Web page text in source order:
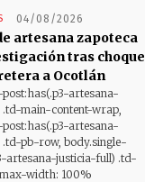
04/08/2026
artesana zapoteca
tras choque
a Ocotlán
artesana-
main-content-wrap,
artesana-
pb-row, body.single-
artesana-justicia-full) .td-
width: 100%